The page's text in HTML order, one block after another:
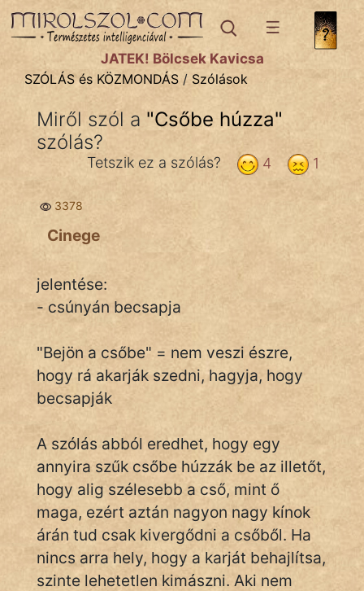
SZÓLÁS ÉS KÖZMONDÁStémák:
Bibliai
Közmondások
Szállóigék
Szóláscsoportok
Szólások
Tréfás
SZÓLÁS
KÖZMONDÁS
PSZICHO
ZENE
JÁTÉK! Bölcsek Kavicsa
SZÓLÁS és KÖZMONDÁS / Szólások
Miről szól a "Csőbe húzza"
szólás?
1
4
Tetszik ez a szólás?
3378
Cinege
jelentése:
- csúnyán becsapja
"Bejön a csőbe" = nem veszi észre,
hogy rá akarják szedni, hagyja, hogy
becsapják
A szólás abból eredhet, hogy egy
annyira szűk csőbe húzzák be az illetőt,
hogy alig szélesebb a cső, mint ő
maga, ezért aztán nagyon nagy kínok
árán tud csak kivergődni a csőből. Ha
nincs arra hely, hogy a karját behajlítsa,
szinte lehetetlen kimászni. Aki nem